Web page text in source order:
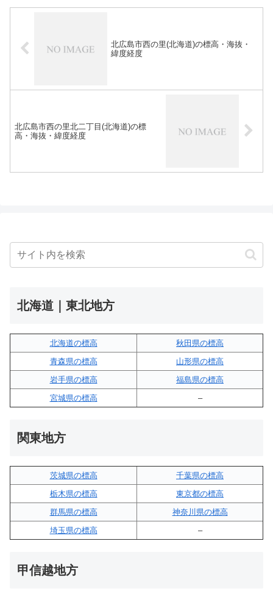
北広島市西の里(北海道)の標高・海抜・
緯度経度
北広島市西の里北二丁目(北海道)の標
高・海抜・緯度経度
北海道｜東北地方
北海道の標高
秋田県の標高
青森県の標高
山形県の標高
岩手県の標高
福島県の標高
宮城県の標高
–
関東地方
茨城県の標高
千葉県の標高
栃木県の標高
東京都の標高
群馬県の標高
神奈川県の標高
埼玉県の標高
–
甲信越地方